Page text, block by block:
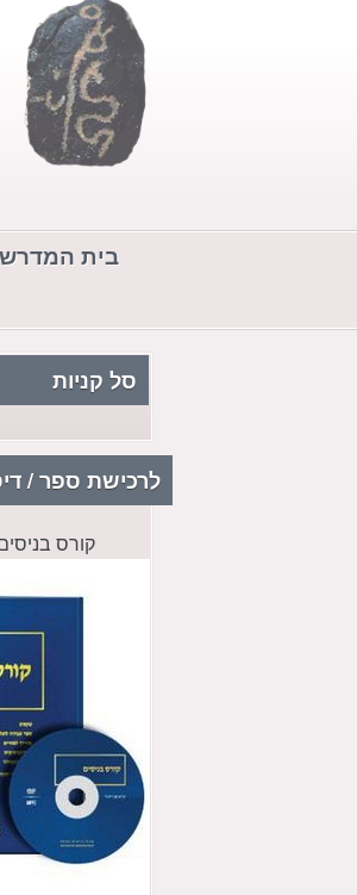
בית
סל קניות
לרכישת ספר /
קורס